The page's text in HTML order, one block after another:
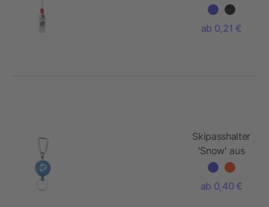
Kunststoff
ab 0,21 €
Skipasshalter
'Snow' aus
Metall
ab 0,40 €